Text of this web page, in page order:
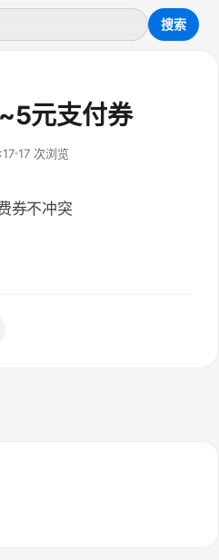
元支付券
17 次浏览
券不冲突